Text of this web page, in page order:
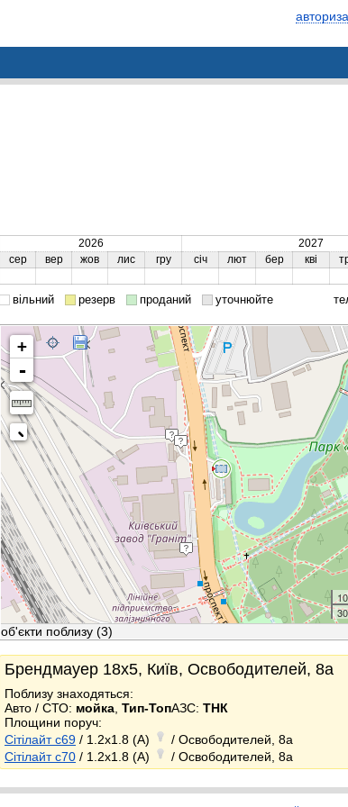
2026
2027
сер
вер жов лис гру січ лют бер кві
вільний резерв проданий уточнюйте
+
-
об'єкти поблизу (3)
Брендмауер 18x5, Київ, Освободителей, 8а
Поблизу знаходяться:
Авто / СТО: мойка Тип-ТопАЗС: ТНК
Площини поруч:
Сітілайт c69 / 1.2x1.8 (A)
/ Освободителей, 8а
Сітілайт c70 / 1.2x1.8 (A) / Освободителей, 8а